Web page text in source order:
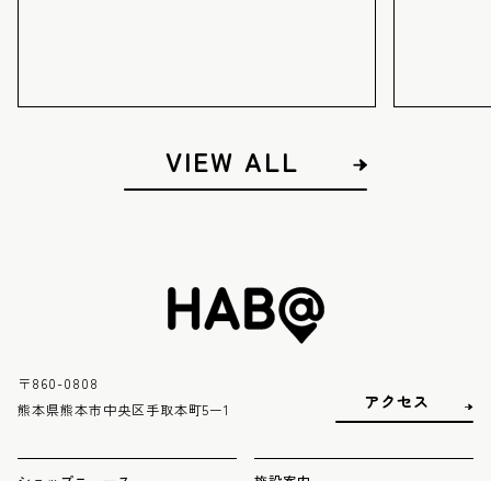
VIEW ALL
〒860-0808
熊本県熊本市中央区手取本町5ー1
アクセス